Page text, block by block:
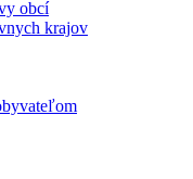
obcí
krajov